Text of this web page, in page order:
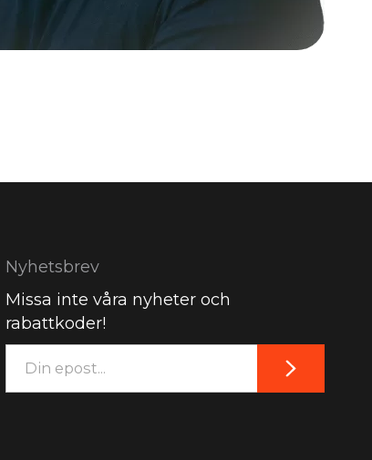
Nyhetsbrev
Missa inte våra nyheter och
rabattkoder!